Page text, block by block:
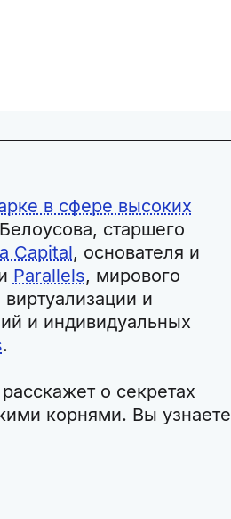
в сфере высоких
старшего
Capital, основателя и
Parallels, мирового
и
и индивидуальных
.
о секретах
корнями. Вы узнаете